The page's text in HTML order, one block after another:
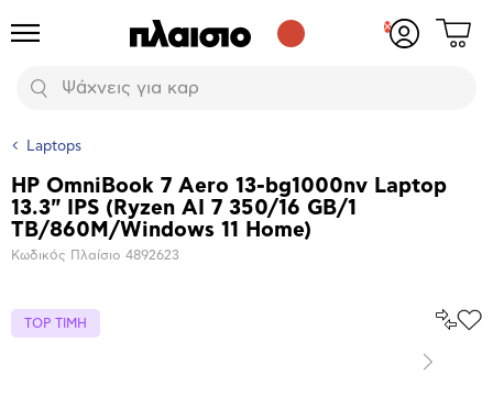
Προϊόντα
Αναζήτηση
Δες
Laptops
Βασικά
χαρακτηριστικά
HP OmniBook 7 Aero 13-bg1000nv Laptop
13.3" IPS (Ryzen AI 7 350/16 GB/1
TB/860M/Windows 11 Home)
Κωδικός Πλαίσιο 4892623
TOP ΤΙΜΗ
Επόμενο